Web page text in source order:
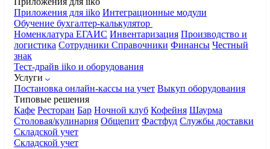
Приложения для iiko Интеграционные модули
Обучение бухгалтер-калькулятор
Номенклатура ЕГАИС Инвентаризация Производство и
логистика Сотрудники Справочники Финансы Честный
знак
Тест-драйв iiko и оборудования
Услуги
Постановка онлайн-кассы на учет Выкуп оборудования
Типовые решения
Кафе Ресторан Бар Ночной клуб Кофейня Шаурма
Столовая/кулинария Общепит Фастфуд Службы доставки
Складской учет
Складской учет